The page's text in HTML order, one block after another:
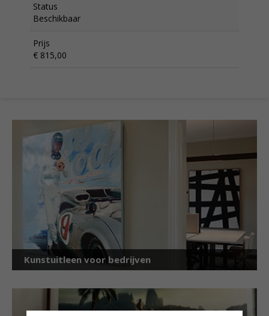
Status
Beschikbaar
Prijs
€ 815,00
Kunstuitleen voor bedrijven